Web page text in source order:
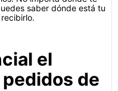
saber dónde está tu
el
de